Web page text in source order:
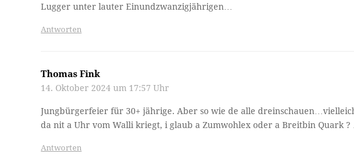
Lugger unter lauter Einundzwanzigjährigen…
Antworten
Thomas Fink
14. Oktober 2024 um 17:57 Uhr
Jungbürgerfeier für 30+ jährige. Aber so wie de alle
da nit a Uhr vom Walli kriegt, i glaub a Zumwohlex oder a Breitbin Quark
Antworten